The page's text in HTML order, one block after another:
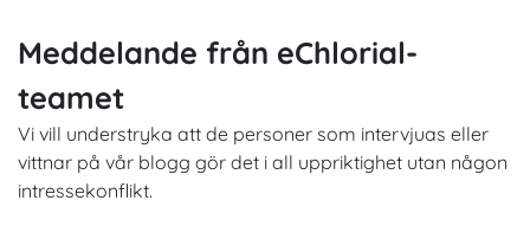
Meddelande från eChlorial-
teamet
Vi vill understryka att de personer som intervjuas eller
vittnar på vår blogg gör det i all uppriktighet utan någon
intressekonflikt.